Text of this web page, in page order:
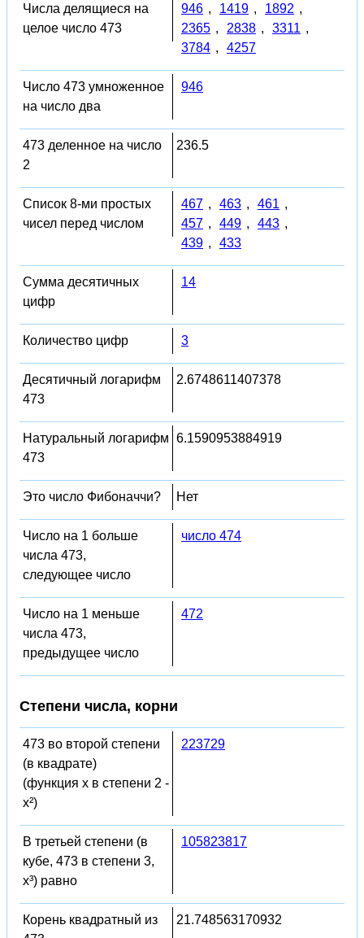
Числа делящиеся на
целое число 473
946 , 1419 , 1892 ,
2365 , 2838 , 3311 ,
3784 , 4257
Число 473 умноженное
на число два
946
473 деленное на число
2
236.5
Список 8-ми простых
чисел перед числом
467 , 463 , 461 ,
457 , 449 , 443 ,
439 , 433
Сумма десятичных
цифр
14
Количество цифр 3
Десятичный логарифм
473
2.6748611407378
Натуральный логарифм
473
6.1590953884919
Это число Фибоначчи? Нет
Число на 1 больше
числа 473,
следующее число
число 474
Число на 1 меньше
числа 473,
предыдущее число
472
Степени числа, корни
473 во второй степени
(в квадрате)
(функция x в степени 2 -
x²)
223729
В третьей степени (в
кубе, 473 в степени 3,
x³) равно
105823817
Корень квадратный из
21.748563170932